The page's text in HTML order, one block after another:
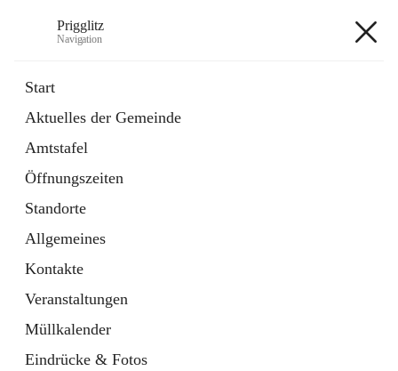
Prigglitz
Navigation
Start
Aktuelles der Gemeinde
Amtstafel
Öffnungszeiten
Standorte
Allgemeines
Kontakte
Veranstaltungen
Müllkalender
Eindrücke & Fotos
Externe Webseite
in
Tab
Gemeindezeitung
Ordner
öffnet
in
neuem
Tab